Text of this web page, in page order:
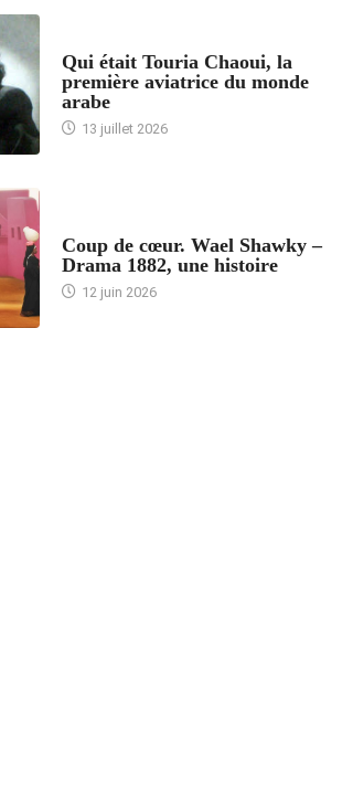
Qui était Touria Chaoui, la
première aviatrice du monde
arabe
13 juillet 2026
Coup de cœur. Wael Shawky –
Drama 1882, une histoire
12 juin 2026